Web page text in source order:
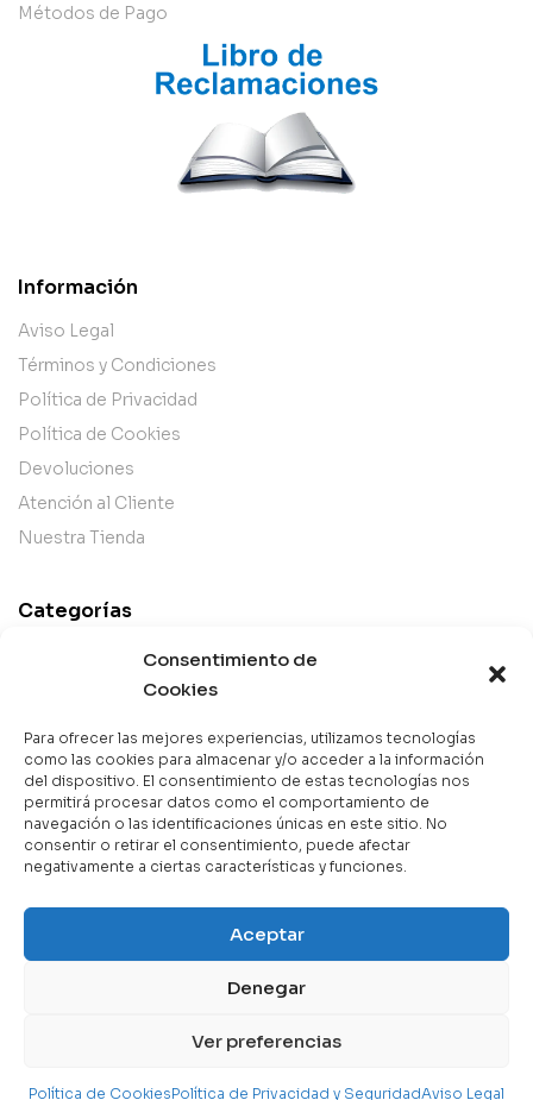
Consentimiento de
Cookies
Para ofrecer las mejores experiencias, utilizamos tecnologías
como las cookies para almacenar y/o acceder a la información
del dispositivo. El consentimiento de estas tecnologías nos
permitirá procesar datos como el comportamiento de
navegación o las identificaciones únicas en este sitio. No
consentir o retirar el consentimiento, puede afectar
negativamente a ciertas características y funciones.
Aceptar
Denegar
Ver preferencias
Política de CookiesPolítica de Privacidad y SeguridadAviso Legal
Métodos de Pago
Información
Aviso Legal
Términos y Condiciones
Política de Privacidad
Política de Cookies
Devoluciones
Atención al Cliente
Nuestra Tienda
Categorías
Mejor Valorados
Libros en Oferta
Novedades
Copyright © 2025 Books & Co. Todos los derechos